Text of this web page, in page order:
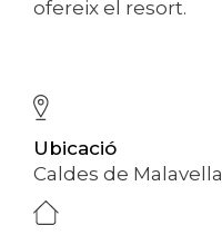
ofereix el resort.
Ubicació
Caldes de Malavella